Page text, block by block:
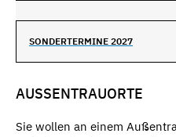
SONDERTERMINE 2027
AUSSENTRAUORTE
Sie wollen an einem